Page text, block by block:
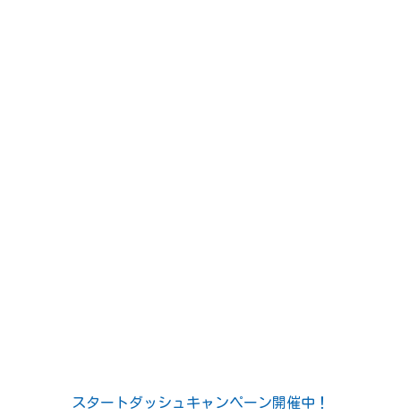
スタートダッシュキャンペーン開催中！